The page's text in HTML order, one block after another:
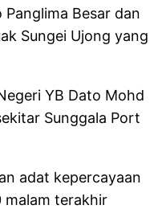
Besar dan
Sungei Ujong yang
YB Dato Mohd
Sunggala Port
adat kepercayaan
malam terakhir